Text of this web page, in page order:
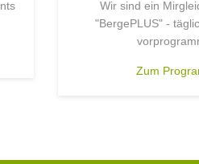
Wir sind ein
"BergePLUS" -
Zum